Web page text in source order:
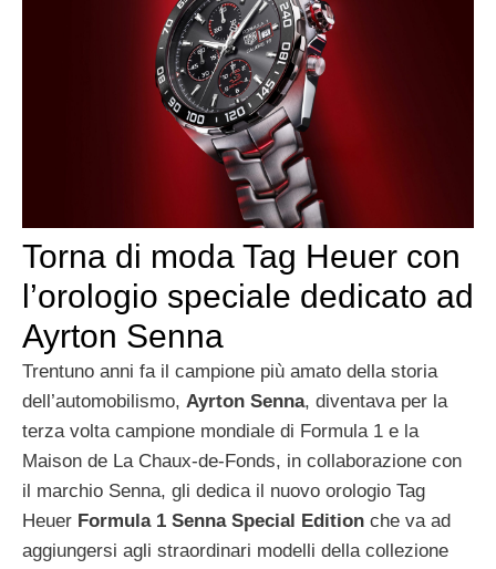
Torna di moda Tag Heuer con
l’orologio speciale dedicato ad
Ayrton Senna
Trentuno anni fa il campione più amato della storia
dell’automobilismo, Ayrton Senna, diventava per la
terza volta campione mondiale di Formula 1 e la
Maison de La Chaux-de-Fonds, in collaborazione con
il marchio Senna, gli dedica il nuovo orologio Tag
Heuer Formula 1 Senna Special Edition che va ad
aggiungersi agli straordinari modelli della collezione